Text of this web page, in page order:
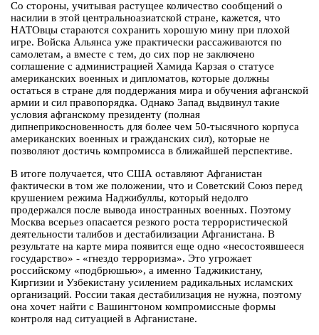
Со стороны, учитывая растущее количество сообщений о
насилии в этой центральноазиатской стране, кажется, что
НАТОвцы стараются сохранить хорошую мину при плохой
игре. Войска Альянса уже практически рассаживаются по
самолетам, а вместе с тем, до сих пор не заключено
соглашение с администрацией Хамида Карзая о статусе
американских военных и дипломатов, которые должны
остаться в стране для поддержания мира и обучения афганской
армии и сил правопорядка. Однако Запад выдвинул такие
условия афганскому президенту (полная
дипнеприкосновенность для более чем 50-тысячного корпуса
американских военных и гражданских сил), которые не
позволяют достичь компромисса в ближайшей перспективе.
В итоге получается, что США оставляют Афганистан
фактически в том же положении, что и Советский Союз перед
крушением режима Наджибуллы, который недолго
продержался после вывода иностранных военных. Поэтому
Москва всерьез опасается резкого роста террористической
деятельности талибов и дестабилизации Афганистана. В
результате на карте мира появится еще одно «несостоявшееся
государство» - «гнездо терроризма». Это угрожает
российскому «подбрюшью», а именно Таджикистану,
Киргизии и Узбекистану усилением радикальных исламских
организаций. России такая дестабилизация не нужна, поэтому
она хочет найти с Вашингтоном компромиссные формы
контроля над ситуацией в Афганистане.